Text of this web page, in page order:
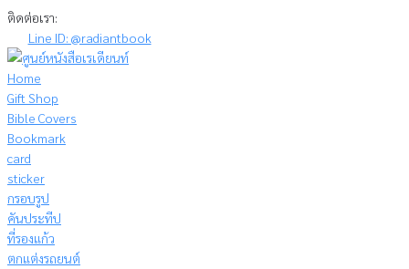
Skip
content
ติดต่อเรา:
Line ID: @radiantbook
Home
Gift Shop
Bible Covers
Bookmark
card
sticker
กรอบรูป
คันประทีป
ที่รองแก้ว
ตกแต่งรถยนต์